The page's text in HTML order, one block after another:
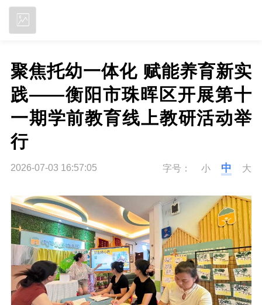
聚焦托幼一体化 赋能养育新实
践——衡阳市珠晖区开展第十
一期学前教育线上教研活动举
行
2026-07-03 16:57:05 字号： 小 中 大